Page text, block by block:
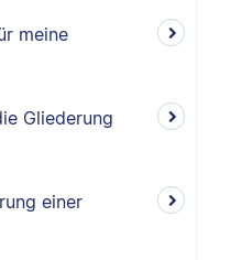
meine
Gliederung
einer